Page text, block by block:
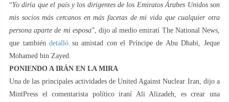
“Yo diría que el país y los dirigentes de los Emiratos Árabes Unidos son
mis socios más cercanos en más facetas de mi vida que cualquier otra
persona aparte de mi esposa”, dijo al medio emiratí The National News,
que tambiéndetalló su amistad con el Príncipe de Abu Dhabi, Jeque
Mohamed bin Zayed.
PONIENDO A IRÁN EN LA MIRA
Una de las principales actividades de United Against Nuclear Iran, dijo a
MintPress el comentarista político iraní Ali Alizadeh, es crear una